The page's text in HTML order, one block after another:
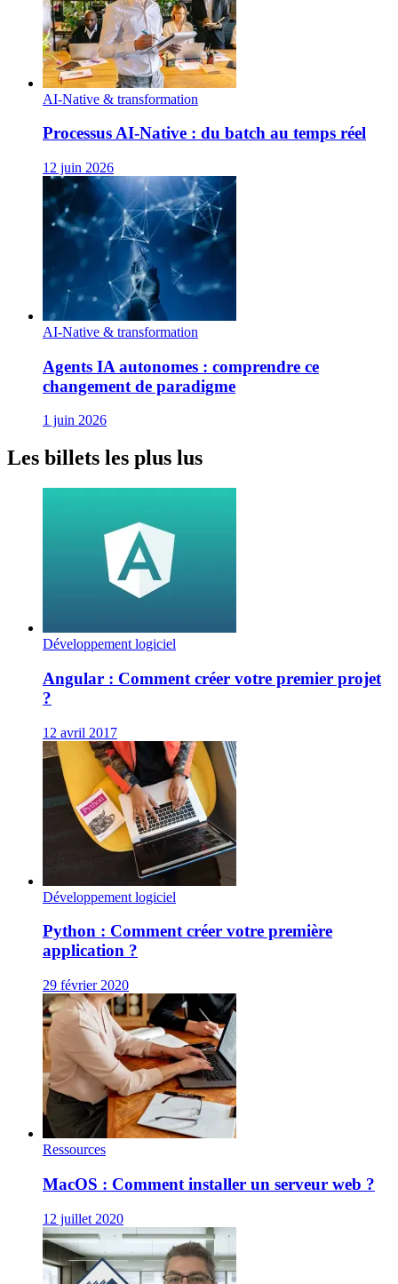
AI-Native & transformation
Processus AI‑Native : du batch au temps réel
12 juin 2026
AI-Native & transformation
Agents IA autonomes : comprendre ce
changement de paradigme
1 juin 2026
Les billets les plus lus
Développement logiciel
Angular : Comment créer votre premier projet
?
12 avril 2017
Développement logiciel
Python : Comment créer votre première
application ?
29 février 2020
Ressources
MacOS : Comment installer un serveur web ?
12 juillet 2020